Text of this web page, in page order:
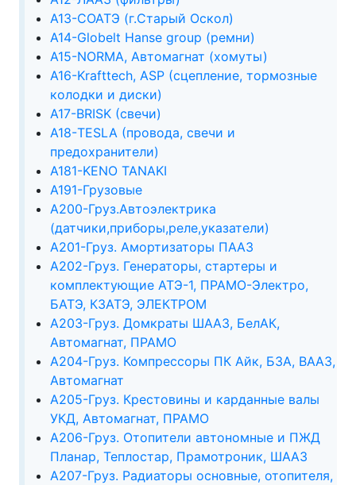
А13-СОАТЭ (г.Старый Оскол)
А14-Globelt Hanse group (ремни)
А15-NORMA, Автомагнат (хомуты)
А16-Krafttech, ASP (сцепление, тормозные
колодки и диски)
А17-BRISK (свечи)
А18-TESLA (провода, свечи и
предохранители)
А181-KENO TANAKI
А191-Грузовые
А200-Груз.Автоэлектрика
(датчики,приборы,реле,указатели)
А201-Груз. Амортизаторы ПААЗ
А202-Груз. Генераторы, стартеры и
комплектующие АТЭ-1, ПРАМО-Электро,
БАТЭ, КЗАТЭ, ЭЛЕКТРОМ
А203-Груз. Домкраты ШААЗ, БелАК,
Автомагнат, ПРАМО
А204-Груз. Компрессоры ПК Айк, БЗА, ВААЗ,
Автомагнат
А205-Груз. Крестовины и карданные валы
УКД, Автомагнат, ПРАМО
А206-Груз. Отопители автономные и ПЖД
Планар, Теплостар, Прамотроник, ШААЗ
А207-Груз. Радиаторы основные, отопителя,